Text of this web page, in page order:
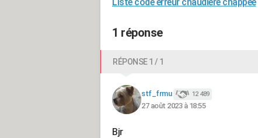
1 réponse
RÉPONSE 1 / 1
stf_frmu 12 489
27 août 2023 à 18:55
Bjr